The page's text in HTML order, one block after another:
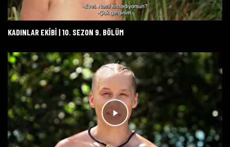
KADINLAR EKİBİ | 10. SEZON 9. BÖLÜM